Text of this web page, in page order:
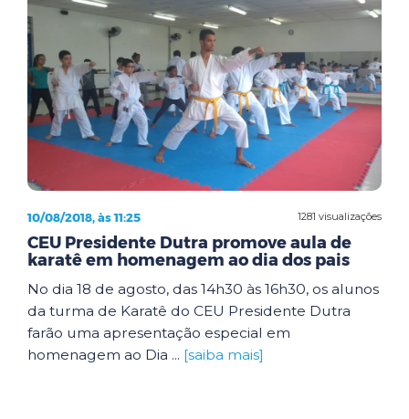
1281 visualizações
10/08/2018, às 11:25
CEU Presidente Dutra promove aula de
karatê em homenagem ao dia dos pais
No dia 18 de agosto, das 14h30 às 16h30, os alunos
da turma de Karatê do CEU Presidente Dutra
farão uma apresentação especial em
homenagem ao Dia ... [saiba mais]